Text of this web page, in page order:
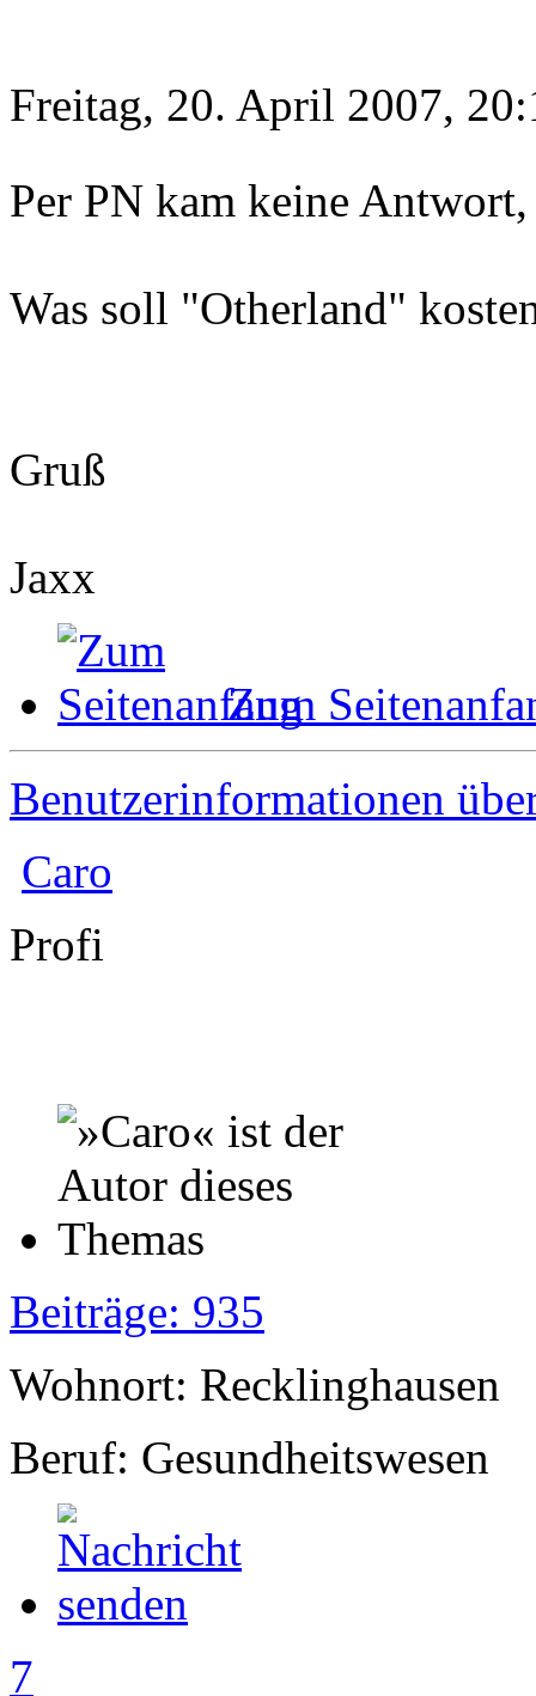
Freitag, 20. April 2007,
Per PN kam keine
Was soll "Otherland"
Gruß
Jaxx
Zum
Benutzerinformationen
Caro
Profi
Beiträge: 935
Wohnort: Recklinghausen
Beruf: Gesundheitswesen
7